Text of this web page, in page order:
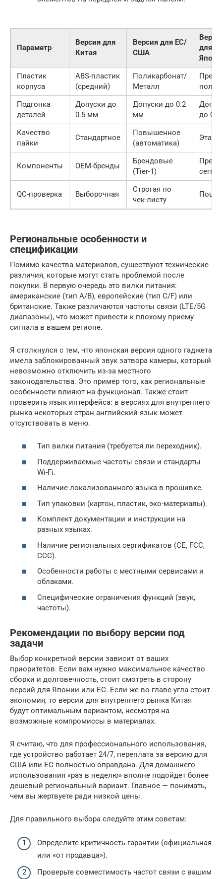
Параметр
Версия для
Китая
Версия для ЕС/
США
для
Пластик
корпуса
ABS-пластик
(средний)
Поликарбонат/
Металл
Подгонка
деталей
Допуски до
0.5 мм
Допуски до 0.2
мм
до
Качество
пайки
Стандартное
Повышенное
(автоматика)
Компоненты OEM-бренды
Брендовые
(Tier-1)
QC-проверка Выборочная
Строгая по
чек-листу
Региональные особенности и
спецификации
Помимо качества материалов, существуют технические
различия, которые могут стать проблемой после
покупки. В первую очередь это вилки питания:
американские (тип A/B), европейские (тип C/F) или
британские. Также различаются частоты связи (LTE/5G
диапазоны), что может привести к плохому приему
сигнала в вашем регионе.
Я столкнулся с тем, что японская версия одного гаджета
имела заблокированный звук затвора камеры, который
невозможно отключить из-за местного
законодательства. Это пример того, как региональные
особенности влияют на функционал. Также стоит
проверить язык интерфейса: в версиях для внутреннего
рынка некоторых стран английский язык может
отсутствовать в меню.
Тип вилки питания (требуется ли переходник).
Поддерживаемые частоты связи и стандарты
Wi-Fi.
Наличие локализованного языка в прошивке.
Тип упаковки (картон, пластик, эко-материалы).
Комплект документации и инструкции на
разных языках.
Наличие региональных сертификатов (CE, FCC,
CCC).
Особенности работы с местными сервисами и
облаками.
Специфические ограничения функций (звук,
частоты).
Рекомендации по выбору версии под
задачи
Выбор конкретной версии зависит от ваших
приоритетов. Если вам нужно максимальное качество
сборки и долговечность, стоит смотреть в сторону
версий для Японии или ЕС. Если же во главе угла стоит
экономия, то версии для внутреннего рынка Китая
будут оптимальным вариантом, несмотря на
возможные компромиссы в материалах.
Я считаю, что для профессионального использования,
где устройство работает 24/7, переплата за версию для
США или ЕС полностью оправдана. Для домашнего
использования «раз в неделю» вполне подойдет более
дешевый региональный вариант. Главное — понимать,
чем вы жертвуете ради низкой цены.
Для правильного выбора следуйте этим советам:
Определите критичность гарантии (официальная
или «от продавца»).
Проверьте совместимость частот связи с вашим